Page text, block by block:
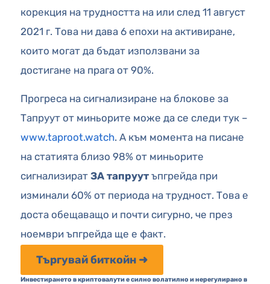
корекция на трудността на или след 11 август
2021 г. Това ни дава 6 епохи на активиране,
които могат да бъдат използвани за
достигане на прага от 90%.
Прогреса на сигнализиране на блокове за
Тапруут от миньорите може да се следи тук –
www.taproot.watch. А към момента на писане
на статията близо 98% от миньорите
сигнализират ЗА тапруутъпгрейда при
изминали 60% от периода на трудност. Това е
доста обещаващо и почти сигурно, че през
ноември ъпгрейда ще е факт.
Търгувай биткойн ➜
Инвестирането в криптовалути е силно волатилно и нерегулирано в